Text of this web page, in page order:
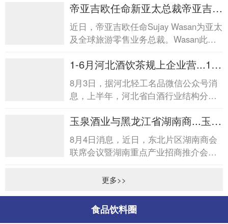
帝亚吉欧任命新亚太总裁帝亚吉欧
任命新亚太总裁
近日，帝亚吉欧任命Sujay Wasan为亚太
及全球旅游零售业务总裁。Wasan此前
4月调任帝亚吉欧北美区总...
1-6月河北酒饮茶规上企业营...1-6
月河北酒饮茶规上企业营...
8月3日，据河北轻工名品微信公众号消
息，上半年，河北省白酒行业结构分化
消费场景向日常休闲、亲...
玉泉酒业与黑龙江省湖南商...玉泉
酒业与黑龙江省湖南商...
8月4日消息，近日，东北片区湖南商会
联席会议暨湖南重点产业招商推介会在
商会诚挚答谢玉泉酒业在...
更多>>
食品饮料圈